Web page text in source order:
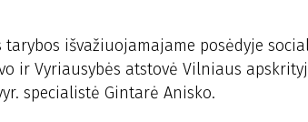
išvažiuojamajame posėdyje
ir Vyriausybės atstovė Vilniaus
specialistė Gintarė Anisko.